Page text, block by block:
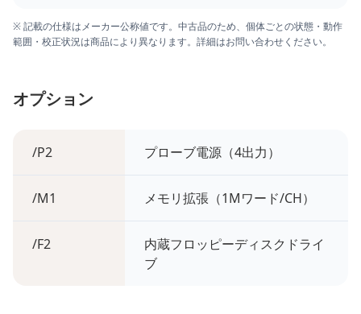
※ 記載の仕様はメーカー公称値です。中古品のため、個体ごとの状態・動作
範囲・校正状況は商品により異なります。詳細はお問い合わせください。
オプション
/P2 プローブ電源（4出力）
/M1 メモリ拡張（1Mワード/CH）
/F2
内蔵フロッピーディスクドライ
ブ